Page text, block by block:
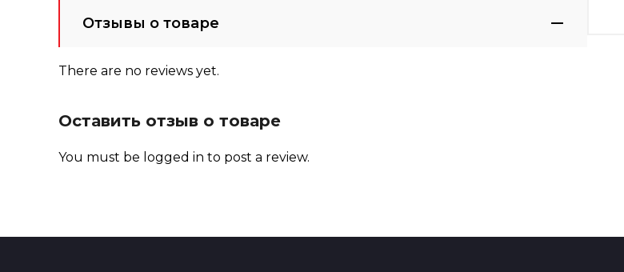
Отзывы о товаре
There are no reviews yet.
Оставить отзыв о товаре
You must be logged in to post a review.